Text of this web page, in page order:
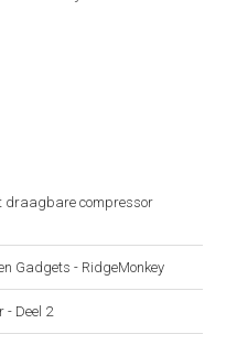
draagbare compressor
Gadgets - RidgeMonkey
- Deel 2